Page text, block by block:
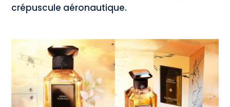
crépuscule aéronautique.